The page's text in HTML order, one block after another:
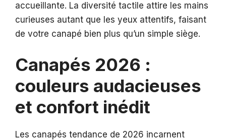
accueillante. La diversité tactile attire les mains
curieuses autant que les yeux attentifs, faisant
de votre canapé bien plus qu’un simple siège.
Canapés 2026 :
couleurs audacieuses
et confort inédit
Les canapés tendance de 2026 incarnent